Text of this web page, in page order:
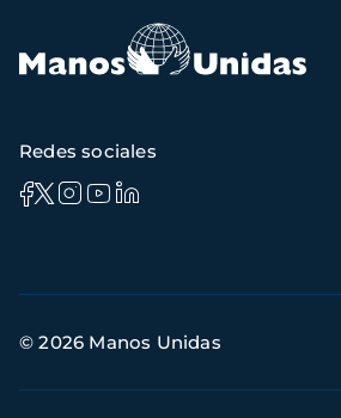
Redes sociales
de
© 2026 Manos Unidas